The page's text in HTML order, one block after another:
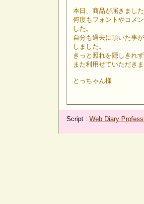
本日、商品が届きました
何度もフォントやコメ
した。
自分も過去に頂いた事
しました。
きっと照れを隠しきれ
また利用せていただき
とっちゃん様
Script : Web Diary